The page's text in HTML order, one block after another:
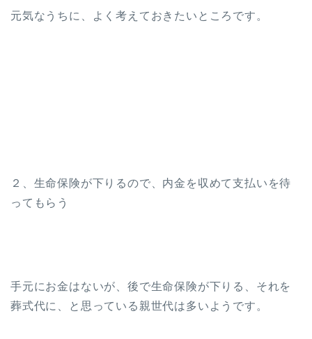
元気なうちに、よく考えておきたいところです。
２、生命保険が下りるので、内金を収めて支払いを待
ってもらう
手元にお金はないが、後で生命保険が下りる、それを
葬式代に、と思っている親世代は多いようです。